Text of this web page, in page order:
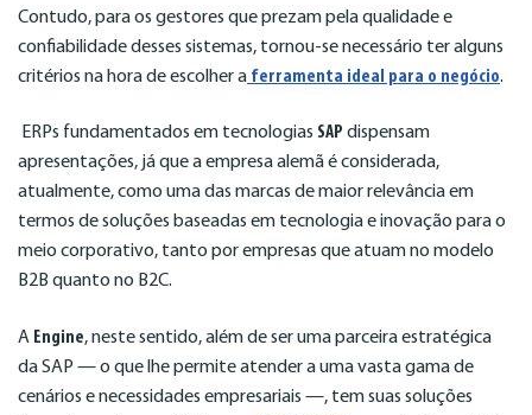
Contudo, para os gestores que prezam pela qualidade e
confiabilidade desses sistemas, tornou-se necessário ter alguns
critérios na hora de escolher a ferramenta ideal para o negócio.
ERPs fundamentados em tecnologias SAP dispensam
apresentações, já que a empresa alemã é considerada,
atualmente, como uma das marcas de maior relevância em
termos de soluções baseadas em tecnologia e inovação para o
meio corporativo, tanto por empresas que atuam no modelo
B2B quanto no B2C.
A Engine, neste sentido, além de ser uma parceira estratégica
da SAP — o que lhe permite atender a uma vasta gama de
cenários e necessidades empresariais —, tem suas soluções